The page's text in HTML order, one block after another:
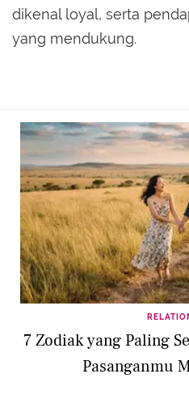
dikenal loyal, serta
yang mendukung.
7 Zodiak yang Paling
Pasanganmu